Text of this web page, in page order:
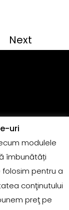
Next
uri
modulele
îmbunătăți
pentru a
conţinutului
preţ pe